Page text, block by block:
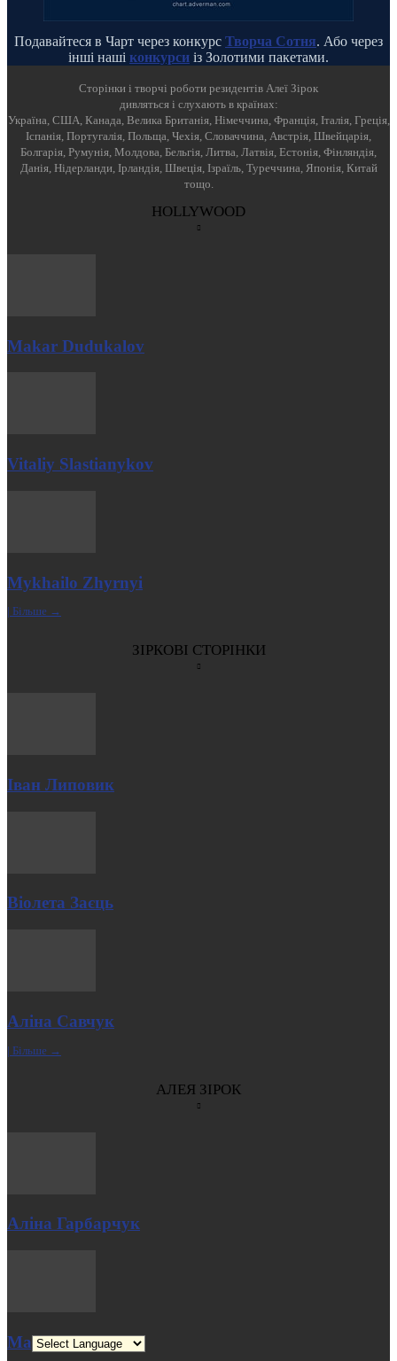
Подавайтеся в Чарт через конкурс Творча Сотня. Або через
інші наші конкурси із Золотими пакетами.
Cторінки і творчі роботи резидентів Алеї Зірок
дивляться і слухають в країнах:
Україна, США, Канада, Велика Британія, Німеччина, Франція, Італія, Греція,
Іспанія, Португалія, Польща, Чехія, Словаччина, Австрія, Швейцарія,
Болгарія, Румунія, Молдова, Бельгія, Литва, Латвія, Естонія, Фінляндія,
Данія, Нідерланди, Ірландія, Швеція, Ізраїль, Туреччина, Японія, Китай
тощо.
HOLLYWOOD
Makar Dudukalov
Vitaliy Slastianykov
Mykhailo Zhyrnyi
| Більше →
ЗІРКОВІ СТОРІНКИ
Іван Липовик
Віолета Заєць
Аліна Савчук
| Більше →
АЛЕЯ ЗІРОК
Аліна Гарбарчук
Марко Колодій